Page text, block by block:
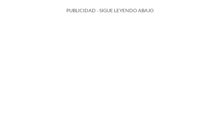
PUBLICIDAD - SIGUE LEYENDO ABAJO